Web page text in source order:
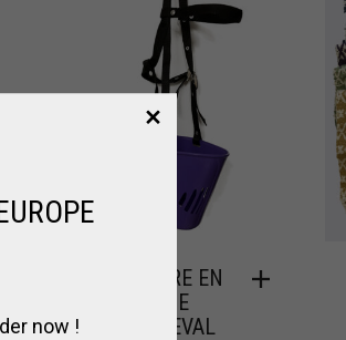
MUSELIÈRE EN
PLASTIQUE
POUR CHEVAL
now !